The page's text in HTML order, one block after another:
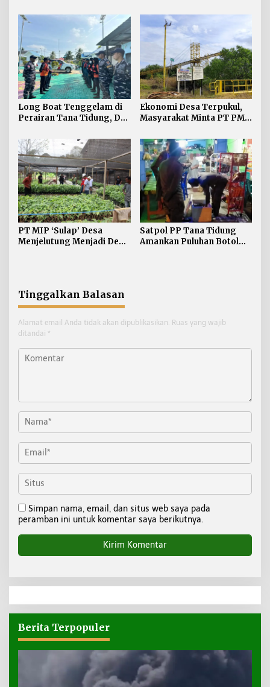
Investigasi
Pencarian
Long Boat Tenggelam di
Perairan Tana Tidung, Dua
Pencarian
Ekonomi Desa Terpukul,
Masyarakat Minta PT PMJ
PT MIP ‘Sulap’ Desa
Menjelutung Menjadi Desa
Satpol PP Tana Tidung
Amankan Puluhan Botol
Tinggalkan Balasan
Alamat email Anda tidak akan dipublikasikan. Ruas yang wajib
ditandai *
Simpan nama, email, dan situs web saya pada
peramban ini untuk komentar saya berikutnya.
Berita Terpopuler